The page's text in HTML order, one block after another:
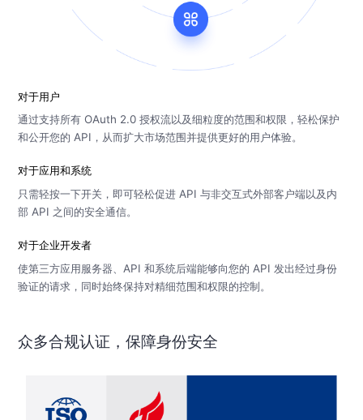
对于用户
通过支持所有 OAuth 2.0 授权流以及细粒度的范围和权限，轻松保护
和公开您的 API，从而扩大市场范围并提供更好的用户体验。
对于应用和系统
只需轻按一下开关，即可轻松促进 API 与非交互式外部客户端以及内
部 API 之间的安全通信。
对于企业开发者
使第三方应用服务器、API 和系统后端能够向您的 API 发出经过身份
验证的请求，同时始终保持对精细范围和权限的控制。
众多合规认证，保障身份安全